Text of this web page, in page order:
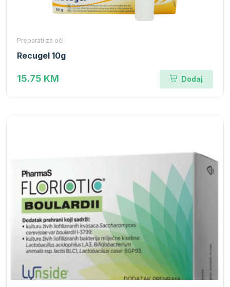
Preparati za oči
Recugel 10g
15.75 KM Dodaj